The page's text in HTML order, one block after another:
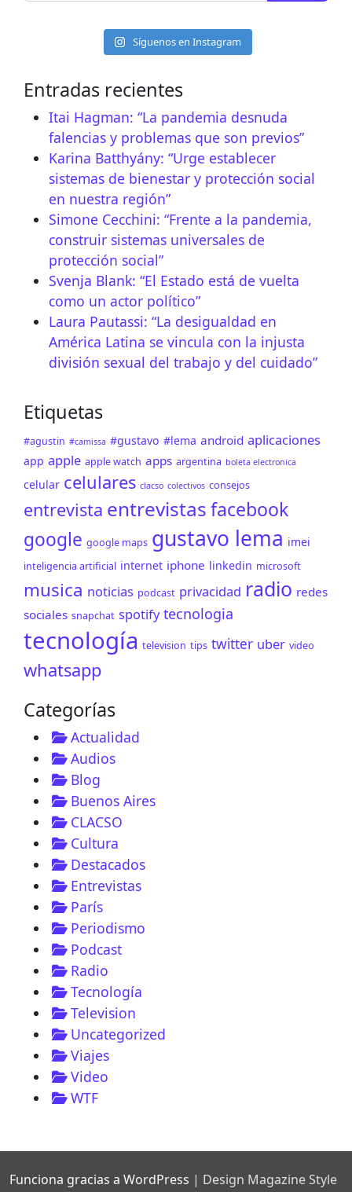
Síguenos en Instagram
Entradas recientes
Itai Hagman: “La pandemia desnuda
falencias y problemas que son previos”
Karina Batthyány: “Urge establecer
sistemas de bienestar y protección social
en nuestra región”
Simone Cecchini: “Frente a la pandemia,
construir sistemas universales de
protección social”
Svenja Blank: “El Estado está de vuelta
como un actor político”
Laura Pautassi: “La desigualdad en
América Latina se vincula con la injusta
división sexual del trabajo y del cuidado”
Etiquetas
#agustin #camissa #gustavo #lema android aplicaciones
app apple apple watch apps argentina boleta electronica
celular celulares clacso colectivos consejos
entrevista entrevistasfacebook
google google maps gustavo lema imei
inteligencia artificial internet iphone linkedin microsoft
musica noticias podcast privacidad radio redes
sociales snapchat spotify tecnologia
tecnología television tips twitter uber video
whatsapp
Categorías
Actualidad
Audios
Blog
Buenos Aires
CLACSO
Cultura
Destacados
Entrevistas
París
Periodismo
Podcast
Radio
Tecnología
Television
Uncategorized
Viajes
Video
WTF
Funciona gracias a WordPress | Design Magazine Style